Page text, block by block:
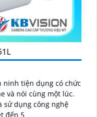
ninh tiện dụng có chức
và nói cùng một lúc.
sử dụng công nghệ
đến 5